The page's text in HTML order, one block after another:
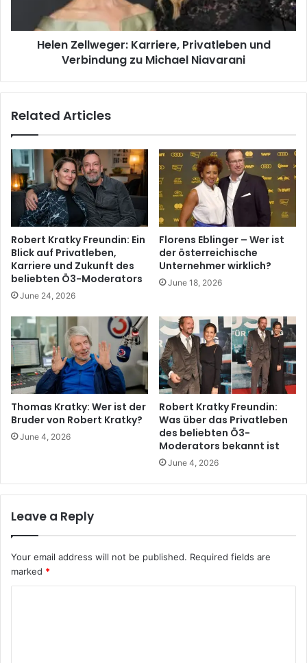
Helen Zellweger: Karriere, Privatleben und
Verbindung zu Michael Niavarani
Related Articles
Robert Kratky Freundin: Ein
Blick auf Privatleben,
Karriere und Zukunft des
beliebten Ö3-Moderators
June 24, 2026
Florens Eblinger – Wer ist
der österreichische
Unternehmer wirklich?
June 18, 2026
Thomas Kratky: Wer ist der
Bruder von Robert Kratky?
June 4, 2026
Robert Kratky Freundin:
Was über das Privatleben
des beliebten Ö3-
Moderators bekannt ist
June 4, 2026
Leave a Reply
Your email address will not be published. Required fields are
marked *